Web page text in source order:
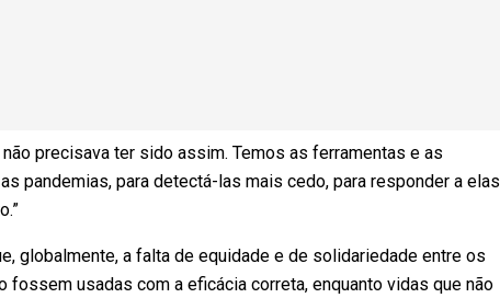
precisava ter sido assim. Temos as ferramentas e as
pandemias, para detectá-las mais cedo, para responder a elas
globalmente, a falta de equidade e de solidariedade entre os
usadas com a eficácia correta, enquanto vidas que não